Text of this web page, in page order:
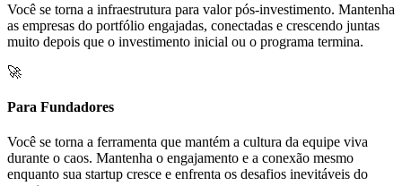
Você se torna a infraestrutura para valor pós-investimento. Mantenha
as empresas do portfólio engajadas, conectadas e crescendo juntas
muito depois que o investimento inicial ou o programa termina.
🚀
Para Fundadores
Você se torna a ferramenta que mantém a cultura da equipe viva
durante o caos. Mantenha o engajamento e a conexão mesmo
enquanto sua startup cresce e enfrenta os desafios inevitáveis do